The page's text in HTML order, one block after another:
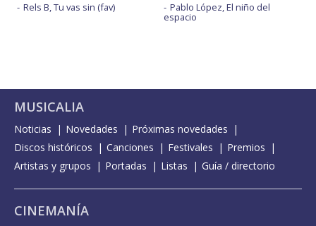
Rels B, Tu vas sin (fav) Pablo López, El niño del
espacio
MUSICALIA
Noticias Novedades
Próximas novedades
Discos históricos
Canciones Festivales
Premios
Artistas y grupos
Portadas Listas Guía / directorio
CINEMANÍA